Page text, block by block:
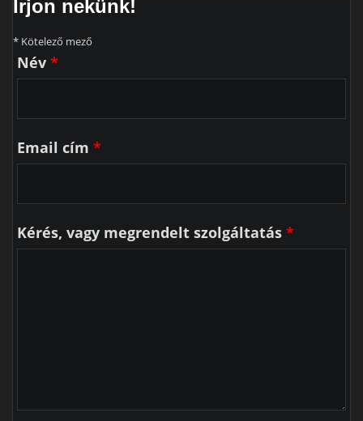
Írjon nekünk!
* Kötelező mező
Név *
Email cím *
Kérés, vagy megrendelt szolgáltatás *